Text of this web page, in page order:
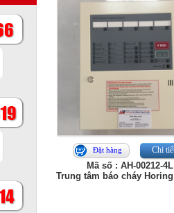
Đặt hàng Chi
Mã số : AH-00212-4L
Trung tâm báo cháy